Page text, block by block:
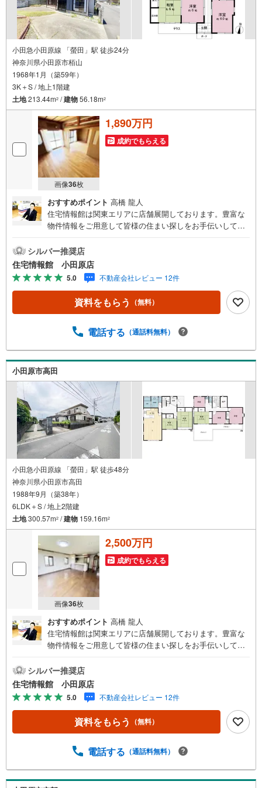
小田急小田原線 「螢田」駅 徒歩24分
神奈川県小田原市栢山
1968年1月（築59年）
3K＋S / 地上1階建
土地213.44m2 /建物56.18m2
画像36枚
1,890万円
成約でもらえる
おすすめポイント 高橋 龍人
住宅情報館は関東エリアに店舗展開しております。豊富な
物件情報をご用意して皆様の住まい探しをお手伝いしてお
さい。住宅ローン相談会も同時開催中無理のない住宅ロー
ンの試算やご購入の際にかかる諸費用の概算も行っており
ます。しっかりとした資金計画のアドバイスをさせて頂き
ますので、お気軽にご相談ください。
シルバー推奨店
住宅情報館 小田原店
5.0 不動産会社レビュー 12件
資料をもらう （無料）
電話する （通話料無料）
小田原市高田
小田急小田原線 「螢田」駅 徒歩48分
神奈川県小田原市高田
1988年9月（築38年）
6LDK＋S / 地上2階建
土地300.57m2 /建物 159.16m2
画像36枚
2,500万円
成約でもらえる
おすすめポイント 高橋 龍人
住宅情報館は関東エリアに店舗展開しております。豊富な
物件情報をご用意して皆様の住まい探しをお手伝いしてお
さい。住宅ローン相談会も同時開催中無理のない住宅ロー
ンの試算やご購入の際にかかる諸費用の概算も行っており
ます。しっかりとした資金計画のアドバイスをさせて頂き
ますので、お気軽にご相談ください。
シルバー推奨店
住宅情報館 小田原店
5.0 不動産会社レビュー 12件
資料をもらう （無料）
電話する （通話料無料）